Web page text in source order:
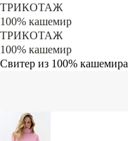
ТРИКОТАЖ
100% кашемир
ТРИКОТАЖ
100% кашемир
Свитер из 100% кашемира